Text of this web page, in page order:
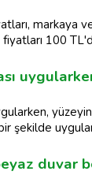
100
şekilde
duvar